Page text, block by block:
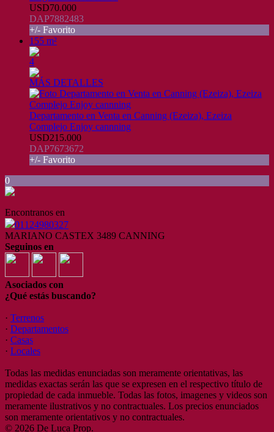
USD70.000
DAP7882483
+/- Favorito
155 m²
4
MÁS DETALLES
Departamento en Venta en Canning (Ezeiza), Ezeiza
Complejo Enjoy cannning
USD215.000
DAP7673672
+/- Favorito
0
Encontranos en
01124980327
MARIANO CASTEX 3489 CANNING
Seguinos en
Asociados con
¿Qué estás buscando?
· Terrenos
· Departamentos
· Casas
· Locales
Todas las medidas enunciadas son meramente orientativas, las
medidas exactas serán las que se expresen en el respectivo título de
propiedad de cada inmueble. Todas las fotos, imagenes y videos son
meramente ilustrativos y no contractuales. Los precios enunciados
son meramente orientativos y no contractuales.
© 2026 De Luca Prop.